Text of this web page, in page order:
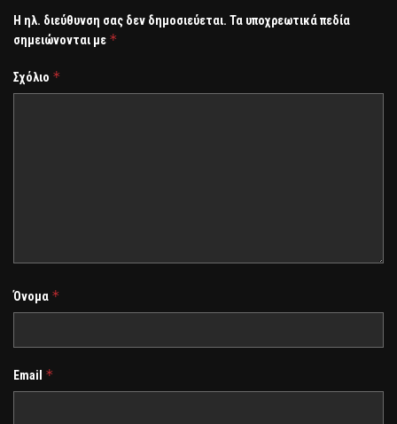
Η ηλ. διεύθυνση σας δεν δημοσιεύεται. Τα υποχρεωτικά πεδία
σημειώνονται με *
Σχόλιο *
Όνομα *
Email *